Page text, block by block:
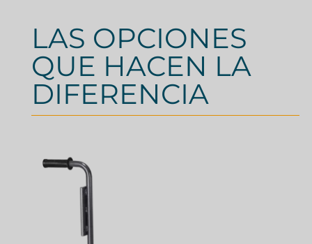
LAS OPCIONES
QUE HACEN LA
DIFERENCIA